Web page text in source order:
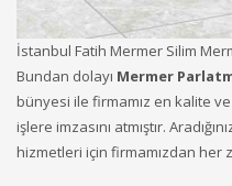
İstanbul Fatih Mermer Silim
Bundan dolayı Mermer
bünyesi ile firmamız en kalite
işlere imzasını atmıştır.
hizmetleri için firmamızdan her